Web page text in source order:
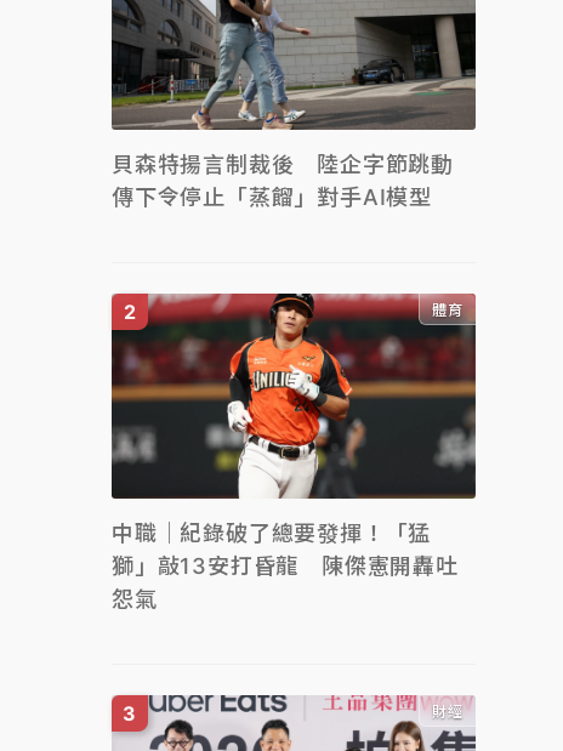
貝森特揚言制裁後 陸企字節跳動
傳下令停止「蒸餾」對手AI模型
體育
中職｜紀錄破了總要發揮！「猛
獅」敲13安打昏龍 陳傑憲開轟吐
怨氣
財經